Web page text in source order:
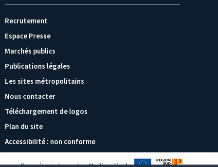
Recrutement
Espace Presse
Marchés publics
Publications légales
Les sites métropolitains
Nous contacter
Téléchargement de logos
Plan du site
Accessibilité : non conforme